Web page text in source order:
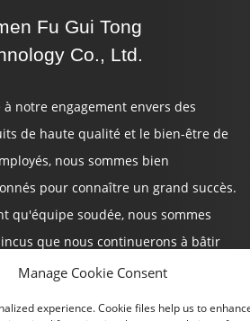
Fu Gui Tong
Co., Ltd.
à notre engagement envers des
de haute qualité et le bien-être de
nous sommes bien
pour connaître un grand succès.
qu'équipe soudée, nous sommes
que nous continuerons à bâtir
prometteur.
Manage Cookie Consent
experience. Cookie files help us to